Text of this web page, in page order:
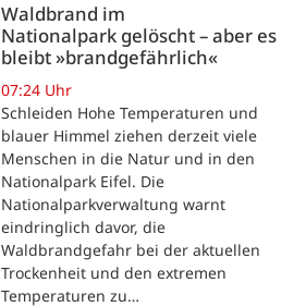
Waldbrand im
Nationalpark gelöscht – aber es
bleibt »brandgefährlich«
07:24 Uhr
Schleiden Hohe Temperaturen und
blauer Himmel ziehen derzeit viele
Menschen in die Natur und in den
Nationalpark Eifel. Die
Nationalparkverwaltung warnt
eindringlich davor, die
Waldbrandgefahr bei der aktuellen
Trockenheit und den extremen
Temperaturen zu…